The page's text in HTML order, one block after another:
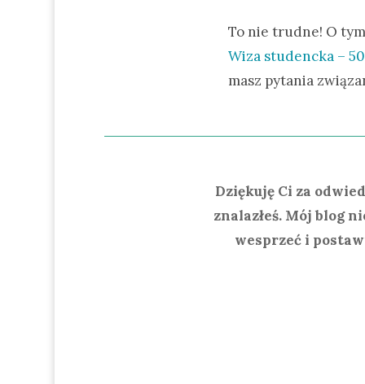
To nie trudne! O
Wiza studencka –
masz pytania
Dziękuję Ci za
znalazłeś. Mój blog
wesprzeć i